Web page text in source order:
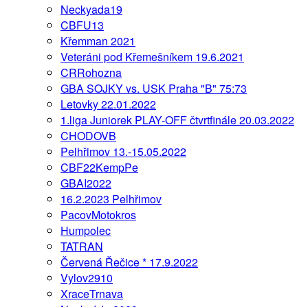
Neckyada19
CBFU13
Křemman 2021
Veteráni pod Křemešníkem 19.6.2021
CRRohozna
GBA SOJKY vs. USK Praha "B" 75:73
Letovky 22.01.2022
1.liga Juniorek PLAY-OFF čtvrtfinále 20.03.2022
CHODOVB
Pelhřimov 13.-15.05.2022
CBF22KempPe
GBAI2022
16.2.2023 Pelhřimov
PacovMotokros
Humpolec
TATRAN
Červená Řečice * 17.9.2022
Vylov2910
XraceTrnava